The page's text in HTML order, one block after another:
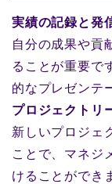
実績の記録と発
自分の成果や貢
ることが重要で
的なプレゼンテ
プロジェクトリ
新しいプロジェ
ことで、マネジ
けることができ